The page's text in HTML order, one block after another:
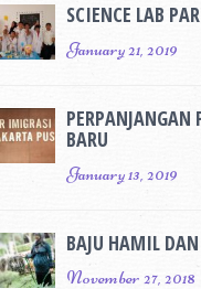
SCIENCE LAB
January 21, 2019
PERPANJANGAN
BARU
January 13, 2019
BAJU HAMIL
November 27, 2018